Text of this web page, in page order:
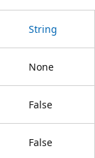
String
None
False
False